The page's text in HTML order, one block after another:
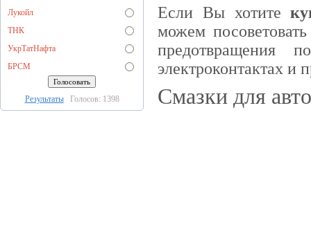
Лукойл
ТНК
УкрТатНафта
БРСМ
РезультатыГолосов: 1398
Если Вы хотите
можем
предотвращения
электроконтактах и
Смазки для